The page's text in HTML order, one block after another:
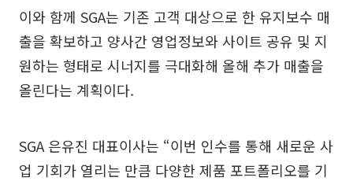
이와 함께 SGA는 기존 고객 대상으로 한 유지보수 매
출을 확보하고 양사간 영업정보와 사이트 공유 및 지
원하는 형태로 시너지를 극대화해 올해 추가 매출을
올린다는 계획이다.
SGA 은유진 대표이사는 “이번 인수를 통해 새로운 사
업 기회가 열리는 만큼 다양한 제품 포트폴리오를 기